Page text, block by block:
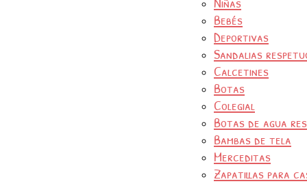
Bebés
Deportivas
Sandalias
Calcetines
Botas
Colegial
Botas de agua
Bambas de tela
Merceditas
Zapatillas para